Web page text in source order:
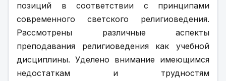
позиций в соответствии с принципами
современного светского религиоведения.
Рассмотрены различные аспекты
преподавания религиоведения как учебной
дисциплины. Уделено внимание имеющимся
недостаткам и трудностям